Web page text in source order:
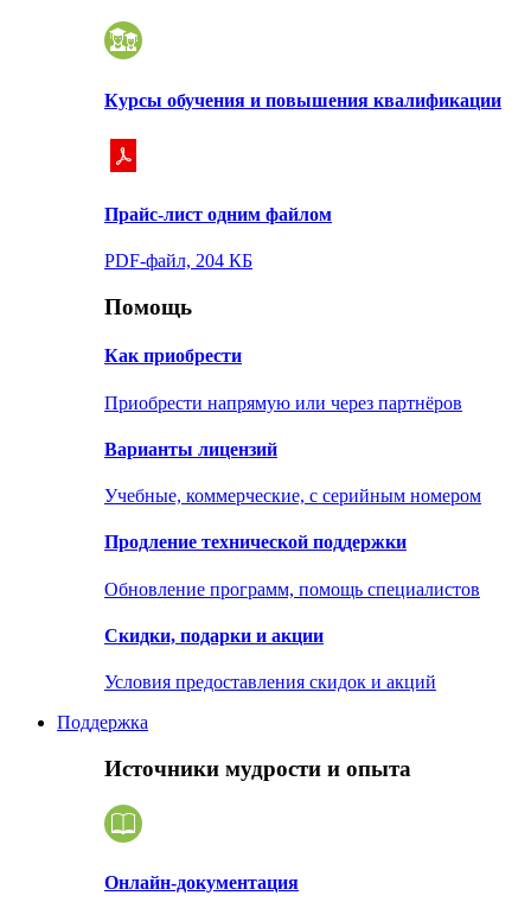
Курсы обучения и повышения квалификации
Прайс-лист одним файлом
PDF-файл, 204 КБ
Помощь
Как приобрести
Приобрести напрямую или через партнёров
Варианты лицензий
Учебные, коммерческие, с серийным номером
Продление технической поддержки
Обновление программ, помощь специалистов
Скидки, подарки и акции
Условия предоставления скидок и акций
Поддержка
Источники мудрости и опыта
Онлайн-документация